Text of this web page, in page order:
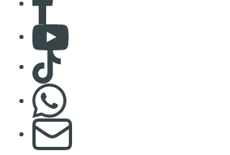
Consulter Youtube
Consulter TikTok
S'abonner à notre newsletter